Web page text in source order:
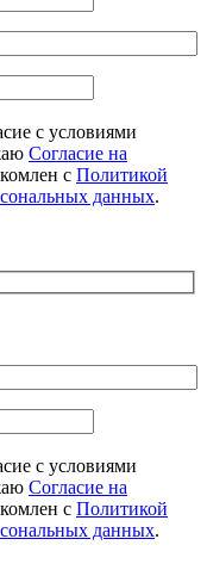
с условиями
Согласие на
с Политикой
данных.
с условиями
Согласие на
с Политикой
данных.